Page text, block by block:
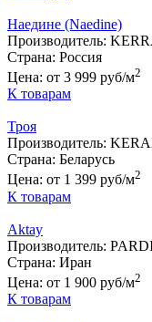
Наедине (Naedine)
Производитель:
Страна: Россия
Цена: от 3 999 руб/м2
К товарам
Троя
Производитель:
Страна: Беларусь
Цена: от 1 399 руб/м2
К товарам
Aktay
Производитель:
Страна: Иран
Цена: от 1 900 руб/м2
К товарам